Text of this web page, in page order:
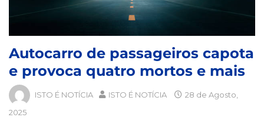
Autocarro de passageiros capota
e provoca quatro mortos e mais
ISTO É NOTÍCIA ISTO É NOTÍCIA
28 de Agosto,
2025